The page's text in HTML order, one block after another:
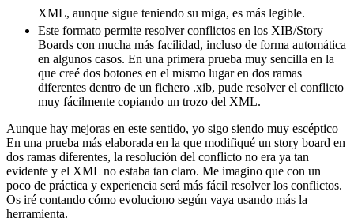
XML, aunque sigue teniendo su miga, es más legible.
Este formato permite resolver conflictos en los XIB/Story
Boards con mucha más facilidad, incluso de forma automática
en algunos casos. En una primera prueba muy sencilla en la
que creé dos botones en el mismo lugar en dos ramas
diferentes dentro de un fichero .xib, pude resolver el conflicto
muy fácilmente copiando un trozo del XML.
Aunque hay mejoras en este sentido, yo sigo siendo muy escéptico
En una prueba más elaborada en la que modifiqué un story board en
dos ramas diferentes, la resolución del conflicto no era ya tan
evidente y el XML no estaba tan claro. Me imagino que con un
poco de práctica y experiencia será más fácil resolver los conflictos.
Os iré contando cómo evoluciono según vaya usando más la
herramienta.